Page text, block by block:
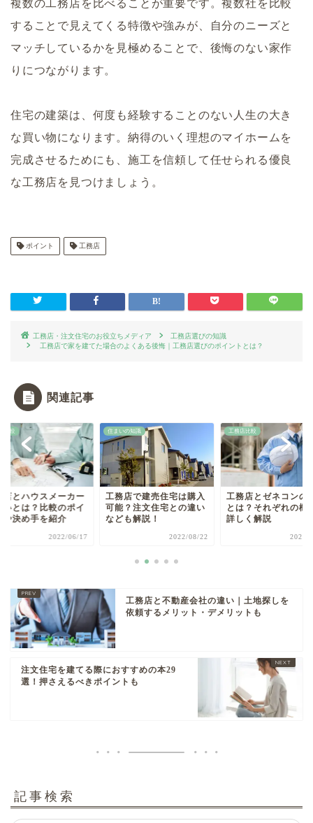
複数の工務店を比べることが重要です。複数社を比較
することで見えてくる特徴や強みが、自分のニーズと
マッチしているかを見極めることで、後悔のない家作
りにつながります。
住宅の建築は、何度も経験することのない人生の大き
な買い物になります。納得のいく理想のマイホームを
完成させるためにも、施工を信頼して任せられる優良
な工務店を見つけましょう。
ポイント 工務店
工務店・注文住宅のお役立ちメディア
工務店選びの知識
工務店で家を建てた場合のよくある後悔｜工務店選びのポイントとは？
関連記事
比較
店とハウスメーカー
いとは？比較のポイ
や決め手を紹介
2022/06/17
住まいの知識
工務店で建売住宅は購入
可能？注文住宅との違い
なども解説！
2022/08/22
工務店比較
工務店とゼネコンの
とは？それぞれの概
詳しく解説
2022/
工務店と不動産会社の違い｜土地探しを
依頼するメリット・デメリットも
注文住宅を建てる際におすすめの本29
選！押さえるべきポイントも
記事検索